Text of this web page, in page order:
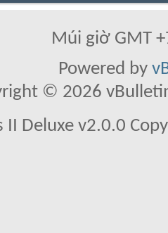
Múi giờ GMT
Powered by
© 2026
II Deluxe v2.0.0